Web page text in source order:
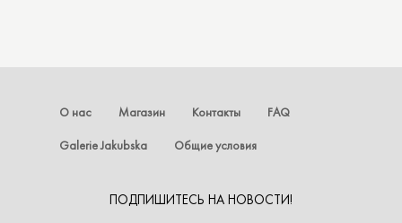
О нас Магазин Контакты FAQ
Galerie Jakubska Общие условия
ПОДПИШИТЕСЬ НА НОВОСТИ!